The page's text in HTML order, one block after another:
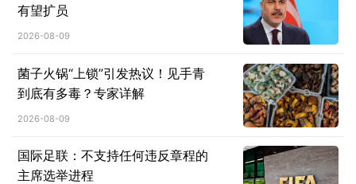
有望扩员
2026-08-09
菌子火锅“上锁”引发热议！见手青
到底有多毒？专家详解
2026-08-09
国际足联：不支持任何违反章程的
主席选举进程